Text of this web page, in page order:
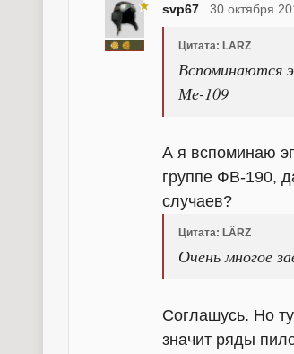
svp67 30 октября
Цитата: LÄRZ
Вспоминаются
Ме-109
А я вспоминаю
группе ФВ-190,
случаев?
Цитата: LÄRZ
Очень многое
Соглашусь. Но
значит ряды